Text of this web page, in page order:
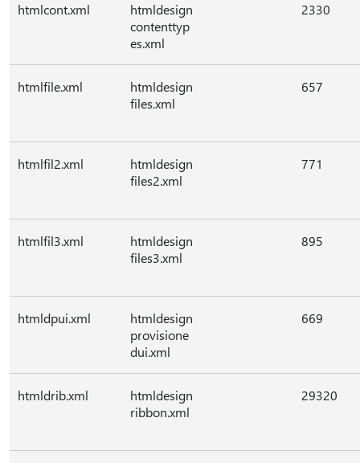
htmlcont.xml
htmldesign
contenttyp
es.xml
2330
htmlfile.xml
htmldesign
files.xml
657
htmlfil2.xml
htmldesign
files2.xml
771
htmlfil3.xml
htmldesign
files3.xml
895
htmldpui.xml
htmldesign
provisione
dui.xml
669
htmldrib.xml
htmldesign
ribbon.xml
29320